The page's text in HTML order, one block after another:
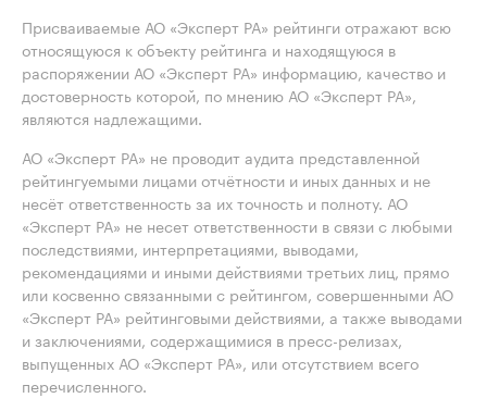
Присваиваемые АО «Эксперт РА» рейтинги отражают всю
относящуюся к объекту рейтинга и находящуюся в
распоряжении АО «Эксперт РА» информацию, качество и
достоверность которой, по мнению АО «Эксперт РА»,
являются надлежащими.
АО «Эксперт РА» не проводит аудита представленной
рейтингуемыми лицами отчётности и иных данных и не
несёт ответственность за их точность и полноту. АО
«Эксперт РА» не несет ответственности в связи с любыми
последствиями, интерпретациями, выводами,
рекомендациями и иными действиями третьих лиц, прямо
или косвенно связанными с рейтингом, совершенными АО
«Эксперт РА» рейтинговыми действиями, а также выводами
и заключениями, содержащимися в пресс-релизах,
выпущенных АО «Эксперт РА», или отсутствием всего
перечисленного.